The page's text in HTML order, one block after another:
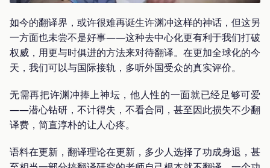
如今的翻译界，或许很难再诞生许渊冲这样的神话，但这另
一方面也未尝不是好事——这种去中心化更有利于我们打破
权威，用更与时俱进的方法来对待翻译。在更加全球化的今
天，我们可以与国际接轨，多听外国受众的真实评价。
无需再把许渊冲捧上神坛，他人性的一面就已经足够可爱
——潜心钻研，不计得失，不看合同，甚至因此损失不少翻
译费，简直淳朴的让人心疼。
语料在更新，翻译理论在更新，多少人选择了功成身退，甚